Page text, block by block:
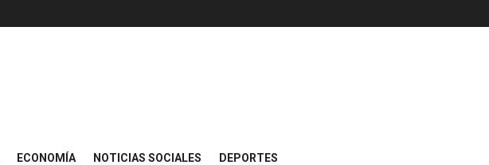
ECONOMÍA NOTICIAS SOCIALES DEPORTES